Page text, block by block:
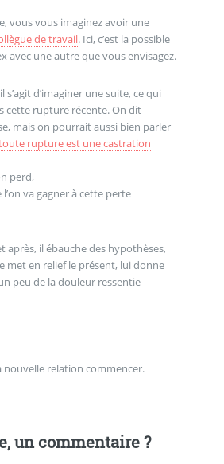
vous vous imaginez avoir une
de travail. Ici, c’est la possible
avec une autre que vous envisagez.
s’agit d’imaginer une suite, ce qui
cette rupture récente. On dit
mais on pourrait aussi bien parler
rupture est une castration
perd,
va gagner à cette perte
après, il ébauche des hypothèses,
met en relief le présent, lui donne
peu de la douleur ressentie
nouvelle relation commencer.
un commentaire ?